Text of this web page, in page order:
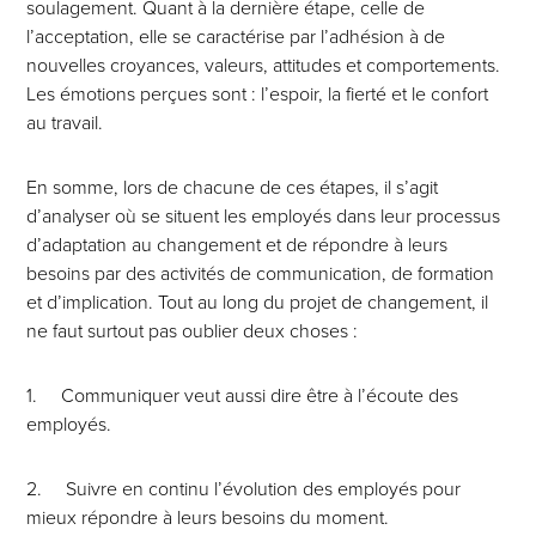
soulagement. Quant à la dernière étape, celle de
l’acceptation, elle se caractérise par l’adhésion à de
nouvelles croyances, valeurs, attitudes et compor­te­ments.
Les émotions perçues sont : l’espoir, la fierté et le confort
au travail.
En somme, lors de chacune de ces étapes, il s’agit
d’analyser où se situent les employés dans leur processus
d’adaptation au changement et de répondre à leurs
besoins par des activités de communication, de formation
et d’implication. Tout au long du projet de changement, il
ne faut surtout pas oublier deux choses :
1. Communiquer veut aussi dire être à l’écoute des
employés.
2. Suivre en continu l’évolution des employés pour
mieux répondre à leurs besoins du moment.